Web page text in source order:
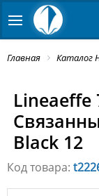
Главная Каталог
Lineaeffe
Black 12
Код товара: